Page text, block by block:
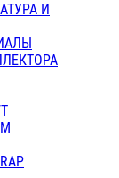
И